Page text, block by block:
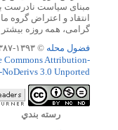
مبنای سیاست نادرست
انتقاد و اعتراض گروه
گرامی، همه روزه بیشتر از ۱۰،۰۰۰ نفر از این سایت دیدن می
فضول محله © ۱۳۹۳-۱۳۸۷ -
Commons Attribution-
3.0 Unported
رسته بندي